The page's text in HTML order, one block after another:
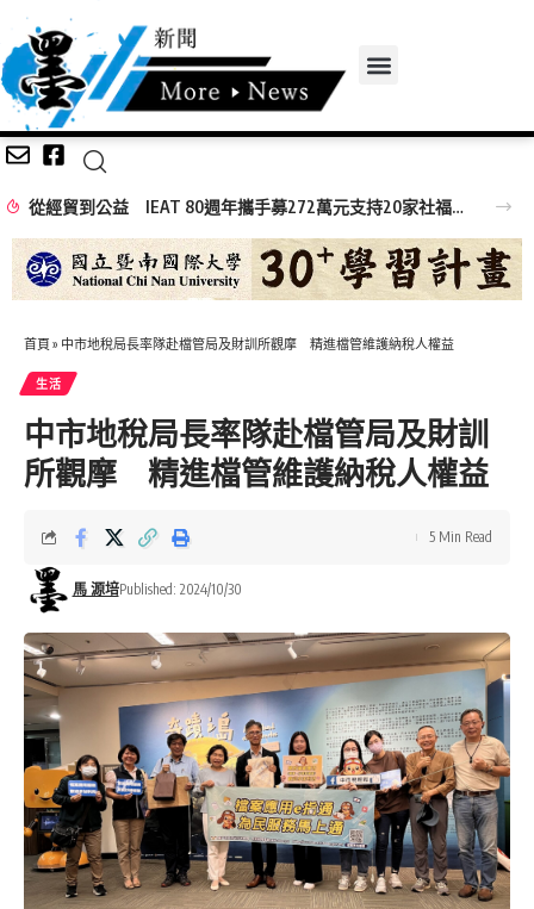
從經貿到公益 IEAT 80週年攜手募272萬元支持20家社福機構
首頁 » 中市地稅局長率隊赴檔管局及財訓所觀摩 精進檔管維護納稅人權益
生活
中市地稅局長率隊赴檔管局及財訓
所觀摩 精進檔管維護納稅人權益
馬 源培Published: 2024/10/30
5 Min Read